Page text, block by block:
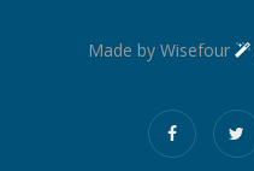
Made by Wisefour